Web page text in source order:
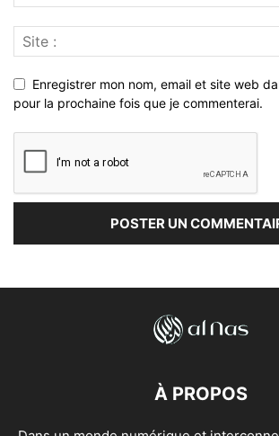
Enregistrer mon nom, email et site web
pour la prochaine fois que je commenterai.
À PROPOS